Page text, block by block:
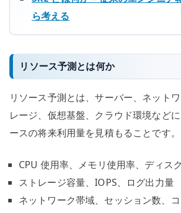
ら考える
リソース予測とは何か
リソース予測とは、サーバー、ネット
レージ、仮想基盤、クラウド環境など
ースの将来利用量を見積もることです。
CPU 使用率、メモリ使用率、ディス
ストレージ容量、IOPS、ログ出力量
ネットワーク帯域、セッション数、